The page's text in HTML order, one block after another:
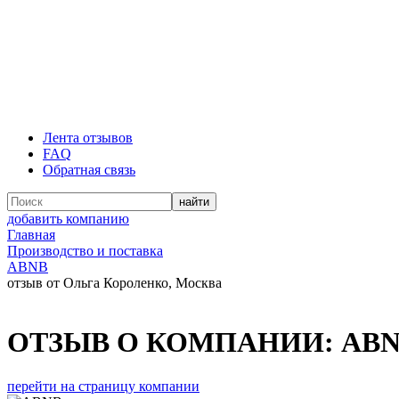
Лента отзывов
FAQ
Обратная связь
добавить компанию
Главная
Производство и поставка
ABNB
отзыв от Ольга Короленко, Москва
ОТЗЫВ О КОМПАНИИ:
перейти на страницу компании